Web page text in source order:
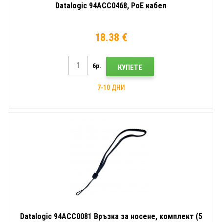
Datalogic 94ACC0468, PoE кабел
18.38 €
бр. КУПЕТЕ
7-10 ДНИ
Datalogic 94ACC0081 Връзка за носене, комплект (5